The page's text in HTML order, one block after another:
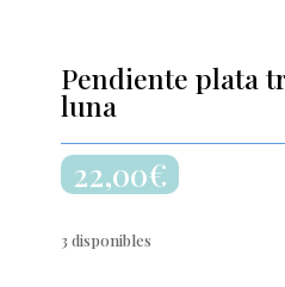
Pendiente plata
luna
22,00€
3 disponibles